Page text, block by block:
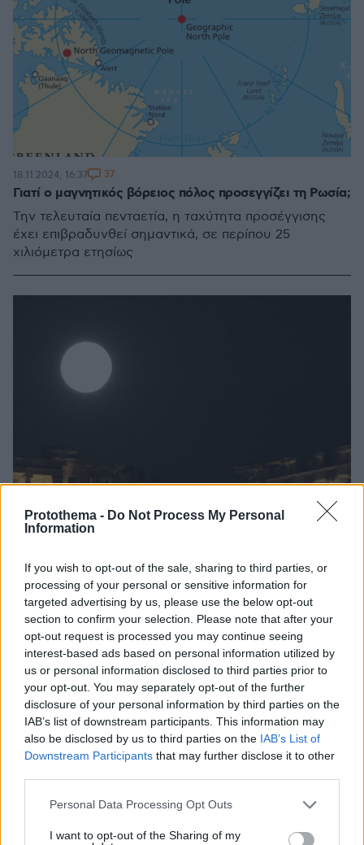
Protothema - Do Not Process My Personal
Information
If you wish to opt-out of the sale, sharing to third parties, or
processing of your personal or sensitive information for
targeted advertising by us, please use the below opt-out
section to confirm your selection. Please note that after your
opt-out request is processed you may continue seeing
interest-based ads based on personal information utilized by
us or personal information disclosed to third parties prior to
your opt-out. You may separately opt-out of the further
disclosure of your personal information by third parties on the
IAB’s list of downstream participants. This information may
also be disclosed by us to third parties on the IAB’s List of
Downstream Participants that may further disclose it to other
Please note that this website/app uses one or more Google
not limited to your visit or usage behaviour. You may click to
Personal Data Processing Opt Outs
I want to opt-out of the Sharing of my
Γιατί ο μαγνητικός βόρειος πόλος προσεγγίζει τη Ρωσία;
Την τελευταία πενταετία, η ταχύτητα προσέγγισης
έχει επιβραδυνθεί σημαντικά, σε περίπου 25
χιλιόμετρα ετησίως
18.11.2024, 16:37 37
Από σήμερα ένα «δεύτερο φεγγάρι» θα συντροφεύει τη
Σελήνη για δύο μήνες
Πρόκειται για ένα φαινόμενο που συμβαίνει αρκετά
συχνά
29.09.2024, 22:15 13